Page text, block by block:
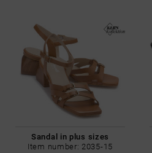
Sandal in plus sizes
Item number: 2035-15